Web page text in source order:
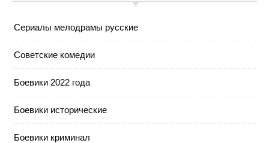
Cериалы мелодрамы русские
Cоветские комедии
Боевики 2022 года
Боевики исторические
Боевики криминал